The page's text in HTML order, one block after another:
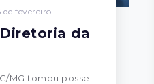
de fevereiro
da
MG tomou posse